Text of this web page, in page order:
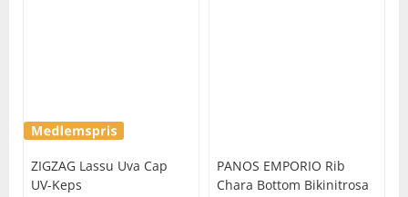
ZIGZAG Lassu Uva Cap
UV-Keps
PANOS EMPORIO Rib
Chara Bottom Bikinitrosa